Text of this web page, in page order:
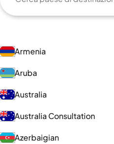
Armenia
Aruba
Australia
Australia Consultation
Azerbaigian